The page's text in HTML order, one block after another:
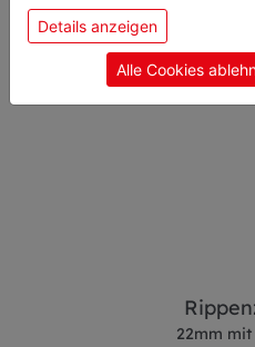
22mm
sie unsere Webseite
Einwilligung zu unseren
Details anzeigen
Alle Cookies